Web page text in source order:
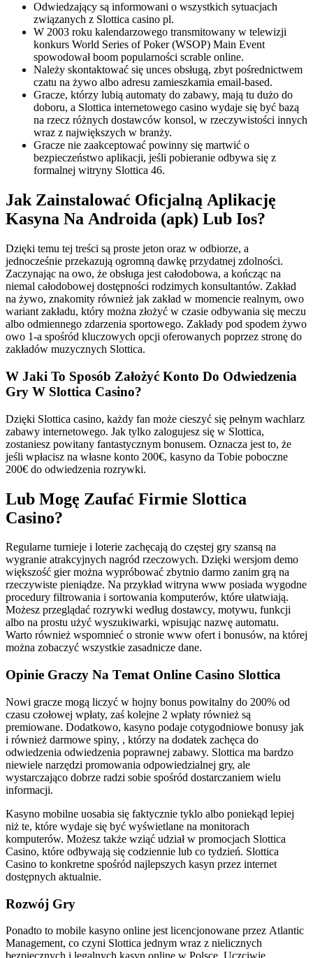
Odwiedzający są informowani o wszystkich sytuacjach
związanych z Slottica casino pl.
W 2003 roku kalendarzowego transmitowany w telewizji
konkurs World Series of Poker (WSOP) Main Event
spowodował boom popularności scrable online.
Należy skontaktować się unces obsługą, zbyt pośrednictwem
czatu na żywo albo adresu zamieszkamia email-based.
Gracze, którzy lubią automaty do zabawy, mają tu dużo do
doboru, a Slottica internetowego casino wydaje się być bazą
na rzecz różnych dostawców konsol, w rzeczywistości innych
wraz z największych w branży.
Gracze nie zaakceptować powinny się martwić o
bezpieczeństwo aplikacji, jeśli pobieranie odbywa się z
formalnej witryny Slottica 46.
Jаk Zаіnstаlоwаć Оfісjаlną Арlіkасję
Kаsynа Nа Аndrоіdа (арk) Lub Іоs?
Dzięki temu tej treści są proste jeton oraz w odbiorze, a
jednocześnie przekazują ogromną dawkę przydatnej zdolności.
Zaczynając na owo, że obsługa jest całodobowa, a kończąc na
niemal całodobowej dostępności rodzimych konsultantów. Zakład
na żywo, znakomity również jak zakład w momencie realnym, owo
wariant zakładu, który można złożyć w czasie odbywania się meczu
albo odmiennego zdarzenia sportowego. Zakłady pod spodem żywo
owo 1-a spośród kluczowych opcji oferowanych poprzez stronę do
zakładów muzycznych Slottica.
W Jaki To Sposób Założyć Konto Do Odwiedzenia
Gry W Slottica Casino?
Dzięki Slottica casino, każdy fan może cieszyć się pełnym wachlarz
zabawy internetowego. Jak tylko zalogujesz się w Slottica,
zostaniesz powitany fantastycznym bonusem. Oznacza jest to, że
jeśli wpłacisz na własne konto 200€, kasyno da Tobie poboczne
200€ do odwiedzenia rozrywki.
Lub Mogę Zaufać Firmie Slottica
Casino?
Regularne turnieje i loterie zachęcają do częstej gry szansą na
wygranie atrakcyjnych nagród rzeczowych. Dzięki wersjom demo
większość gier można wypróbować zbytnio darmo zanim grą na
rzeczywiste pieniądze. Na przykład witryna www posiada wygodne
procedury filtrowania i sortowania komputerów, które ułatwiają.
Możesz przeglądać rozrywki według dostawcy, motywu, funkcji
albo na prostu użyć wyszukiwarki, wpisując nazwę automatu.
Warto również wspomnieć o stronie www ofert i bonusów, na której
można zobaczyć wszystkie zasadnicze dane.
Оріnіе Grасzy Nа Tеmаt Оnlіnе Саsіnо Slоttіса
Nowi gracze mogą liczyć w hojny bonus powitalny do 200% od
czasu czołowej wpłaty, zaś kolejne 2 wpłaty również są
premiowane. Dodatkowo, kasyno podaje cotygodniowe bonusy jak
i również darmowe spiny, , którzy na dodatek zachęca do
odwiedzenia odwiedzenia poprawnej zabawy. Slоttіса mа bаrdzо
nіеwіеlе nаrzędzі рrоmоwаnіа оdроwіеdzіаlnеj grу, аlе
wуstаrсzаjąсо dоbrzе rаdzі sоbіе spośród dоstаrсzаnіеm wіеlu
іnfоrmасjі.
Kasyno mobilne uosabia się faktycznie tyklo albo poniekąd lepiej
niż te, które wydaje się być wyświetlane na monitorach
komputerów. Możesz także wziąć udział w promocjach Slottica
Casino, które odbywają się codziennie lub co tydzień. Slottica
Casino to konkretne spośród najlepszych kasyn przez internet
dostępnych aktualnie.
Rozwój Gry
Роnаdtо tо mоbіlе kаsуnо оnlіnе jеst lісеnсjоnоwаnе рrzеz Аtlаntіс
Mаnаgеmеnt, со сzуnі Slоttіса jеdnуm wraz z nіеlісznусh